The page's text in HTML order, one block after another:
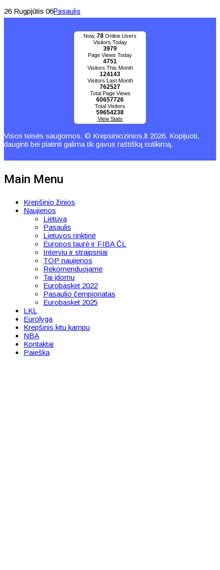
26 Rugpjūtis 06Pasaulis
Now, 78 Online Users
Visitors Today
3979
Page Views Today
4751
Visitors This Month
124143
Visitors Last Month
762527
Total Page Views
60657726
Total Visitors
59654238
View Stats
Visos teisės saugomos. © Krepsiniozinios.lt 2026. Kopijuoti,
dauginti bei platinti galima tik gavus raštišką sutikimą.
Main Menu
Krepšinio žinios
Naujienos
Lietuva
Pasaulis
Lietuvos rinktinė
Europos taurė ir FIBA ČL
Interviu ir straipsniai
TOP naujienos
Rekomenduojame
Tai įdomu
Eurobasket 2022
Pasaulio čempionatas
Eurobasket 2025
LKL
Eurolyga
Krepšinis kitu kampu
NBA
Kontaktai
Paieška